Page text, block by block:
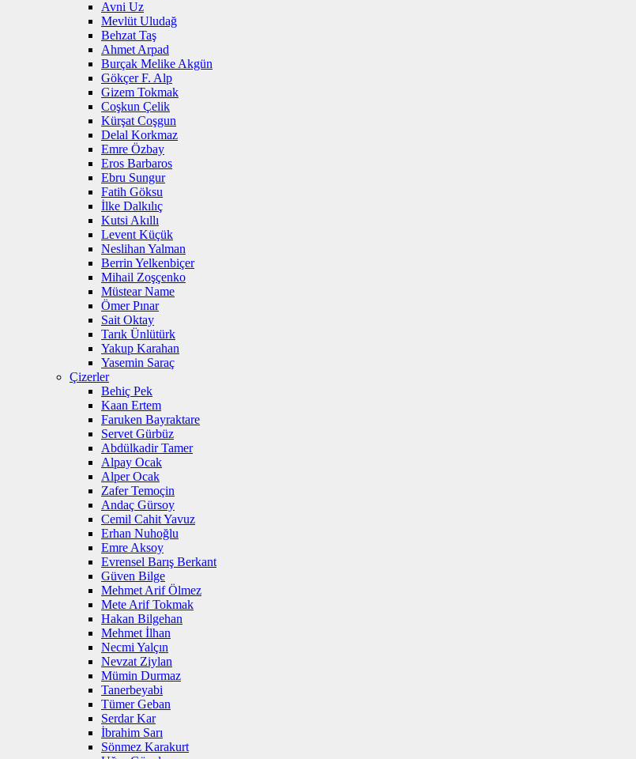
Avni Uz
Mevlüt Uludağ
Behzat Taş
Ahmet Arpad
Burçak Melike Akgün
Gökçer F. Alp
Gizem Tokmak
Coşkun Çelik
Kürşat Coşgun
Delal Korkmaz
Emre Özbay
Eros Barbaros
Ebru Sungur
Fatih Göksu
İlke Dalkılıç
Kutsi Akıllı
Levent Küçük
Neslihan Yalman
Berrin Yelkenbiçer
Mihail Zoşçenko
Müstear Name
Ömer Pınar
Sait Oktay
Tarık Ünlütürk
Yakup Karahan
Yasemin Saraç
Çizerler
Behiç Pek
Kaan Ertem
Faruken Bayraktare
Servet Gürbüz
Abdülkadir Tamer
Alpay Ocak
Alper Ocak
Zafer Temoçin
Andaç Gürsoy
Cemil Cahit Yavuz
Erhan Nuhoğlu
Emre Aksoy
Evrensel Barış Berkant
Güven Bilge
Mehmet Arif Ölmez
Mete Arif Tokmak
Hakan Bilgehan
Mehmet İlhan
Necmi Yalçın
Nevzat Ziylan
Mümin Durmaz
Tanerbeyabi
Tümer Geban
Serdar Kar
İbrahim Sarı
Sönmez Karakurt